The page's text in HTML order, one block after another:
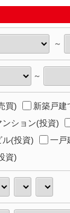
～
～
買) 新築戸建
ンション(投資)
ル(投資)
一戸
資)